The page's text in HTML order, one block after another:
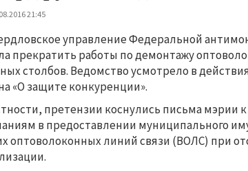
21:45
управление Федеральной
прекратить работы по демонтажу
столбов. Ведомство усмотрело в
«О защите конкуренции».
претензии коснулись письма мэрии
в предоставлении муниципального
оптоволоконных линий связи (ВОЛС) при